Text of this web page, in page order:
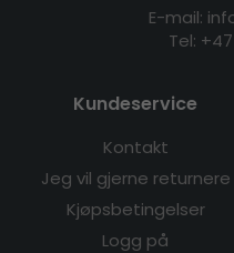
E-mail:
Tel:
Kundeservice
Kontakt
Jeg vil gjerne returnere
Kjøpsbetingelser
Logg på